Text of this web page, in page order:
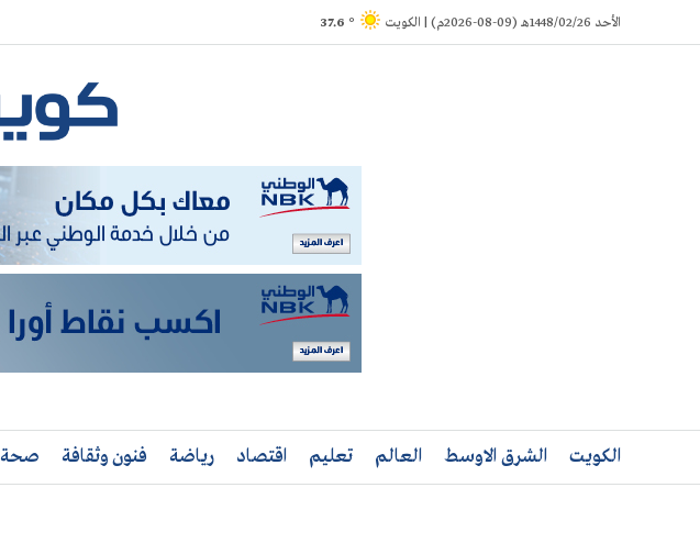
to
الأحد 1448/02/26هـ (09-08-2026م) | الكويت ° 37.6
الكويت الشرق الاوسط العالم تعليم اقتصاد رياضة فنون وثقافة صحة